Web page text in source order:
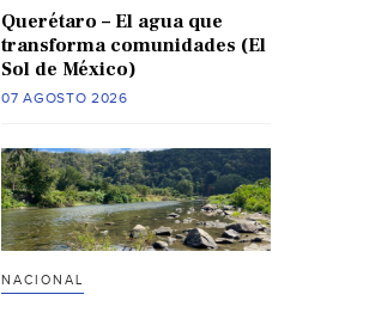
Querétaro – El agua que
transforma comunidades (El
Sol de México)
07 AGOSTO 2026
NACIONAL